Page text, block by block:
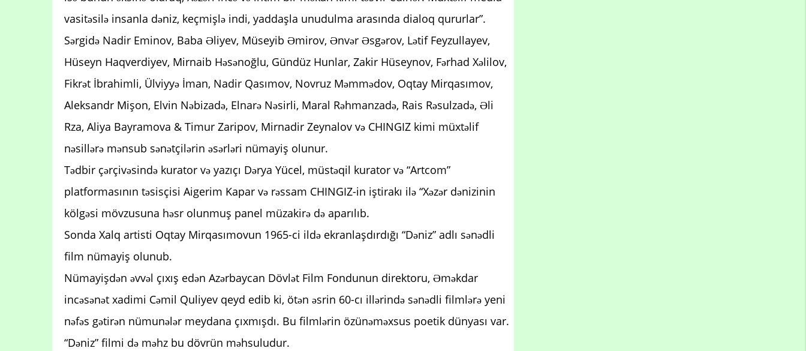
vasitəsilə insanla dəniz, keçmişlə indi, yaddaşla unudulma arasında dialoq qururlar”.
Sərgidə Nadir Eminov, Baba Əliyev, Müseyib Əmirov, Ənvər Əsgərov, Lətif Feyzullayev,
Hüseyn Haqverdiyev, Mirnaib Həsənoğlu, Gündüz Hunlar, Zakir Hüseynov, Fərhad Xəlilov,
Fikrət İbrahimli, Ülviyyə İman, Nadir Qasımov, Novruz Məmmədov, Oqtay Mirqasımov,
Aleksandr Mişon, Elvin Nəbizadə, Elnarə Nəsirli, Maral Rəhmanzadə, Rais Rəsulzadə, Əli
Rza, Aliya Bayramova & Timur Zaripov, Mirnadir Zeynalov və CHINGIZ kimi müxtəlif
nəsillərə mənsub sənətçilərin əsərləri nümayiş olunur.
Tədbir çərçivəsində kurator və yazıçı Dərya Yücel, müstəqil kurator və “Artcom”
platformasının təsisçisi Aigerim Kapar və rəssam CHINGIZ-in iştirakı ilə “Xəzər dənizinin
kölgəsi mövzusuna həsr olunmuş panel müzakirə də aparılıb.
Sonda Xalq artisti Oqtay Mirqasımovun 1965-ci ildə ekranlaşdırdığı “Dəniz” adlı sənədli
film nümayiş olunub.
Nümayişdən əvvəl çıxış edən Azərbaycan Dövlət Film Fondunun direktoru, Əməkdar
incəsənət xadimi Cəmil Quliyev qeyd edib ki, ötən əsrin 60-cı illərində sənədli filmlərə yeni
nəfəs gətirən nümunələr meydana çıxmışdı. Bu filmlərin özünəməxsus poetik dünyası var.
“Dəniz” filmi də məhz bu dövrün məhsuludur.